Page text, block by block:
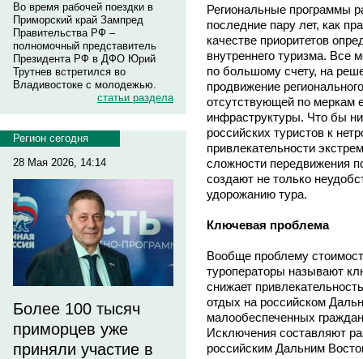
Во время рабочей поездки в
Приморский край Зампред
Правительства РФ –
полномочный представитель
Президента РФ в ДФО Юрий
Трутнев встретился во
Владивостоке с молодежью.
статьи раздела
Регион сегодня
28 Мая 2026, 14:14
Более 100 тысяч
приморцев уже
приняли участие в
Региональные программы
последние пару лет, как
качестве приоритетов
внутреннего туризма. Все
по большому счету, на
продвижение
отсутствующей по меркам
инфраструктуры. Что бы
российских туристов к
привлекательности
сложности передвижения
создают не только
удорожанию тура.
Ключевая проблема
Вообще проблему
туроператоры называют
снижает
отдых на российском
малообеспеченных
Исключения составляют
российским Дальним